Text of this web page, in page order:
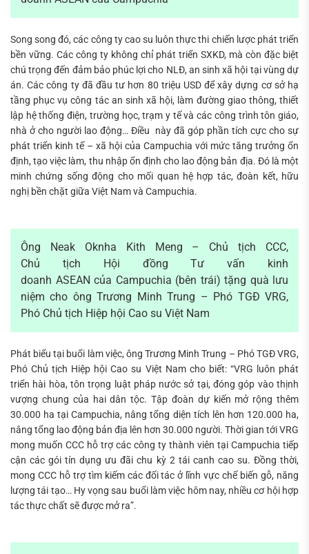
Song song đó, các công ty cao su luôn thực thi chiến lược phát triển
bền vững. Các công ty không chỉ phát triển SXKD, mà còn đặc biệt
chú trọng đến đảm bảo phúc lợi cho NLĐ, an sinh xã hội tại vùng dự
án. Các công ty đã đầu tư hơn 80 triệu USD để xây dựng cơ sở hạ
tầng phục vụ công tác an sinh xã hội, làm đường giao thông, thiết
lập hệ thống điện, trường học, trạm y tế và các công trình tôn giáo,
nhà ở cho người lao động… Điều này đã góp phần tích cực cho sự
phát triển kinh tế – xã hội của Campuchia với mức tăng trưởng ổn
định, tạo việc làm, thu nhập ổn định cho lao động bản địa. Đó là một
minh chứng sống động cho mối quan hệ hợp tác, đoàn kết, hữu
nghị bền chặt giữa Việt Nam và Campuchia.
Ông Neak Oknha Kith Meng – Chủ tịch CCC,
Chủ tịch Hội đồng Tư vấn kinh
doanh ASEAN của Campuchia (bên trái) tặng quà lưu
niệm cho ông Trương Minh Trung – Phó TGĐ VRG,
Phó Chủ tịch Hiệp hội Cao su Việt Nam
Phát biểu tại buổi làm việc, ông Trương Minh Trung – Phó TGĐ VRG,
Phó Chủ tịch Hiệp hội Cao su Việt Nam cho biết: “VRG luôn phát
triển hài hòa, tôn trọng luật pháp nước sở tại, đóng góp vào thịnh
vượng chung của hai dân tộc. Tập đoàn dự kiến mở rộng thêm
30.000 ha tại Campuchia, nâng tổng diện tích lên hơn 120.000 ha,
nâng tổng lao động bản địa lên hơn 30.000 người. Thời gian tới VRG
mong muốn CCC hỗ trợ các công ty thành viên tại Campuchia tiếp
cận các gói tín dụng ưu đãi chu kỳ 2 tái canh cao su. Đồng thời,
mong CCC hỗ trợ tìm kiếm các đối tác ở lĩnh vực chế biến gỗ, năng
lượng tái tạo… Hy vọng sau buổi làm việc hôm nay, nhiều cơ hội hợp
tác thực chất sẽ được mở ra”.